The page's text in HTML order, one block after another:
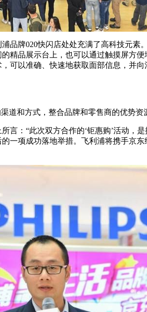
品牌020快闪店处处充满了高科技元
精品展示台上，也可以通过触摸屏方
可以准确、快速地获取面部信息，并
道和方式，整合品牌和零售商的优势
言：“此次双方合作的‘钜惠购’活动，
一项成功落地举措。飞利浦将携手京